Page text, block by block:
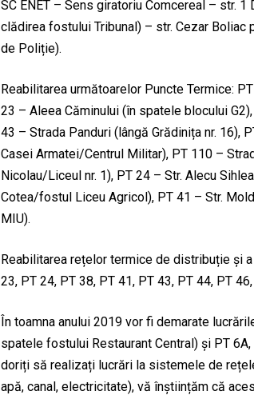
SC ENET – Sens giratoriu Comcereal – str.
clădirea fostului Tribunal) – str. Cezar Boliac
de Poliție).
Reabilitarea următoarelor Puncte Termice:
23 – Aleea Căminului (în spatele blocului
43 – Strada Panduri (lângă Grădinița nr. 16),
Casei Armatei/Centrul Militar), PT 110 –
Nicolau/Liceul nr. 1), PT 24 – Str. Alecu
Cotea/fostul Liceu Agricol), PT 41 – Str.
MIU).
Reabilitarea rețelor termice de distribuție și
23, PT 24, PT 38, PT 41, PT 43, PT 44, PT
În toamna anului 2019 vor fi demarate
spatele fostului Restaurant Central) și PT
doriți să realizați lucrări la sistemele de
apă, canal, electricitate), vă înștiințăm că